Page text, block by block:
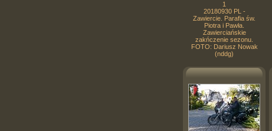
1
20180930 PL -
Zawiercie. Parafia św.
Piotra i Pawła.
Zawierciańskie
zakńczenie sezonu.
FOTO: Dariusz Nowak
(nddg)